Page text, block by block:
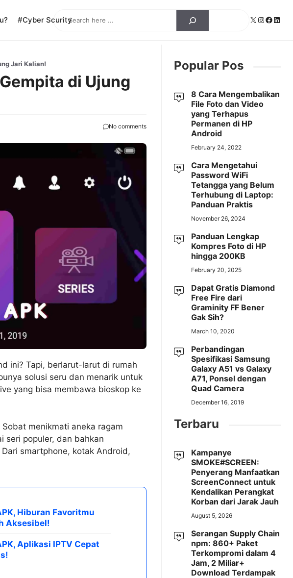
Search X Instagram
#Cyber Scurity
Jari Kalian!
di Ujung
No comments
ini? Tapi, berlarut-larut di rumah
solusi seru dan menarik untuk
yang bisa membawa bioskop ke
menikmati aneka ragam
seri populer, dan bahkan
smartphone, kotak Android,
Hiburan Favoritmu
Aksesibel!
Aplikasi IPTV Cepat
Popular Pos
8 Cara Mengembalikan
File Foto dan Video
yang Terhapus
Permanen di HP
Android
February 24, 2022
Cara Mengetahui
Password WiFi
Tetangga yang Belum
Terhubung di Laptop:
Panduan Praktis
November 26, 2024
Panduan Lengkap
Kompres Foto di HP
hingga 200KB
February 20, 2025
Dapat Gratis Diamond
Free Fire dari
Graminity FF Bener
Gak Sih?
March 10, 2020
Perbandingan
Spesifikasi Samsung
Galaxy A51 vs Galaxy
A71, Ponsel dengan
Quad Camera
December 16, 2019
Terbaru
Kampanye
SMOKE#SCREEN:
Penyerang Manfaatkan
ScreenConnect untuk
Kendalikan Perangkat
Korban dari Jarak Jauh
August 5, 2026
Serangan Supply Chain
npm: 860+ Paket
Terkompromi dalam 4
Jam, 2 Miliar+
Download Terdampak